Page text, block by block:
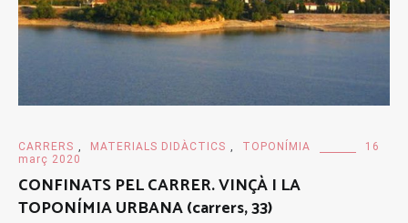
CARRERS , MATERIALS DIDÀCTICS , TOPONÍMIA
16
març 2020
CONFINATS PEL CARRER. VINÇÀ I LA
TOPONÍMIA URBANA (carrers, 33)